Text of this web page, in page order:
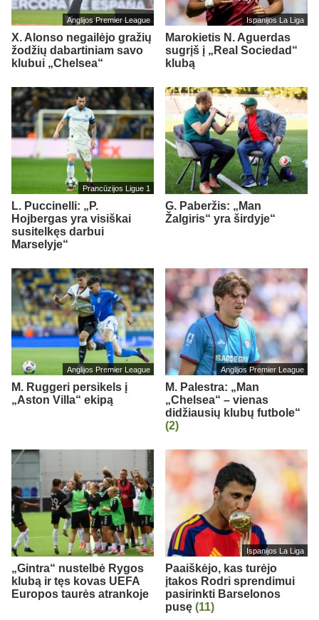
Anglijos Premier League
X. Alonso negailėjo gražių
žodžių dabartiniam savo
klubui „Chelsea“
Ispanijos La Liga
Marokietis N. Aguerdas
sugrįš į „Real Sociedad“
klubą
Prancūzijos Ligue 1
L. Puccinelli: „P.
Hojbergas yra visiškai
susitelkęs darbui
Marselyje“
G. Paberžis: „Man
Žalgiris“ yra širdyje“
Anglijos Premier League
M. Ruggeri persikels į
„Aston Villa“ ekipą
Anglijos Premier League
M. Palestra: „Man
„Chelsea“ – vienas
didžiausių klubų futbole“
(2)
„Gintra“ nustelbė Rygos
klubą ir tęs kovas UEFA
Europos taurės atrankoje
Ispanijos La Liga
Paaiškėjo, kas turėjo
įtakos Rodri sprendimui
pasirinkti Barselonos
pusę (11)